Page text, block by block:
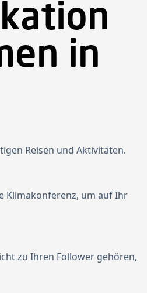
in
Reisen und Aktivitäten.
Klimakonferenz, um auf Ihr
zu Ihren Follower gehören,